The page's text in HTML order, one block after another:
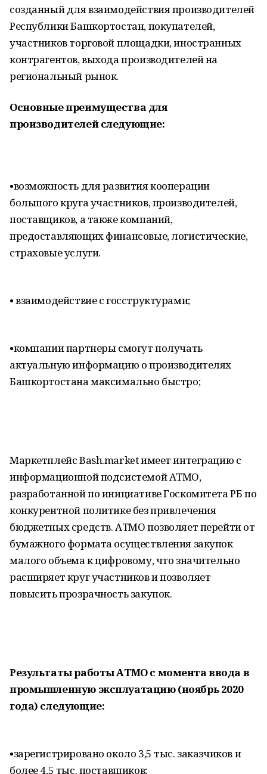
созданный для взаимодействия производителей
Республики Башкортостан, покупателей,
участников торговой площадки, иностранных
контрагентов, выхода производителей на
региональный рынок.
Основные преимущества для
производителей следующие:
•​возможность для развития кооперации
большого круга участников, производителей,
поставщиков, а также компаний,
предоставляющих финансовые, логистические,
страховые услуги.
• взаимодействие с госструктурами;
•​компании партнеры смогут получать
актуальную информацию о производителях
Башкортостана максимально быстро;
Маркетплейс Bash.market имеет интеграцию с
информационной подсистемой АТМО,
разработанной по инициативе Госкомитета РБ по
конкурентной политике без привлечения
бюджетных средств. АТМО позволяет перейти от
бумажного формата осуществления закупок
малого объема к цифровому, что значительно
расширяет круг участников и позволяет
повысить прозрачность закупок.
Результаты работы АТМО с момента ввода в
промышленную эксплуатацию (ноябрь 2020
года) следующие:
•​зарегистрировано около 3,5 тыс. заказчиков и
более 4,5 тыс. поставщиков;